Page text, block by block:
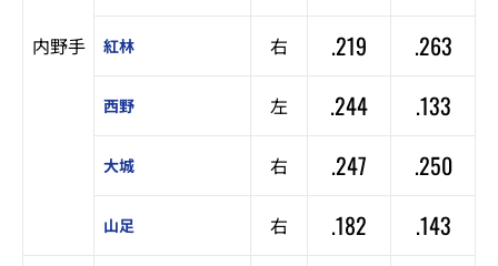
内野手 紅林 右 .219 .263
西野 左 .244 .133
大城 右 .247 .250
山足 右 .182 .143